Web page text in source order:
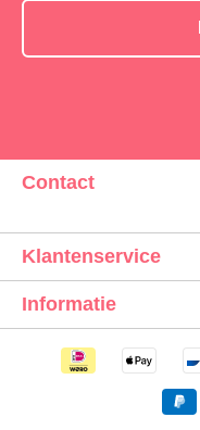
Contact
Klantenservice
Informatie